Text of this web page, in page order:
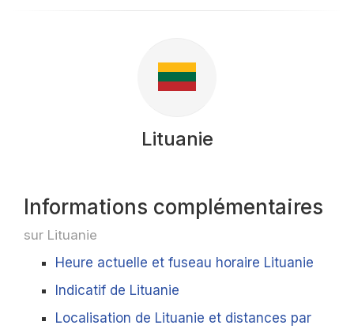
Lituanie
Informations complémentaires
sur Lituanie
Heure actuelle et fuseau horaire Lituanie
Indicatif de Lituanie
Localisation de Lituanie et distances par